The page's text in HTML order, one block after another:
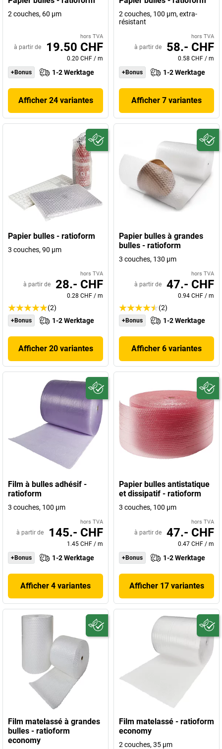
2 couches, 60 µm
hors TVA
à partir de 19.50 CHF
0.20 CHF / m
+Bonus
1-2 Werktage
Afficher 24 variantes
2 couches, 100 µm, extra-
résistant
hors TVA
à partir de 58.- CHF
0.58 CHF / m
+Bonus
1-2 Werktage
Afficher 7 variantes
Papier bulles - ratioform
3 couches, 90 µm
hors TVA
à partir de 28.- CHF
0.28 CHF / m
(2)
+Bonus 1-2 Werktage
Afficher 20 variantes
Papier bulles à grandes
bulles - ratioform
3 couches, 130 µm
hors TVA
à partir de 47.- CHF
0.94 CHF / m
(2)
+Bonus 1-2 Werktage
Afficher 6 variantes
Film à bulles adhésif -
ratioform
3 couches, 100 µm
hors TVA
à partir de 145.- CHF
1.45 CHF / m
+Bonus
1-2 Werktage
Afficher 4 variantes
Papier bulles antistatique
et dissipatif - ratioform
3 couches, 100 µm
hors TVA
à partir de 47.- CHF
0.47 CHF / m
+Bonus
1-2 Werktage
Afficher 17 variantes
Film matelassé à grandes
bulles - ratioform
economy
Film matelassé - ratioform
economy
2 couches, 35 µm